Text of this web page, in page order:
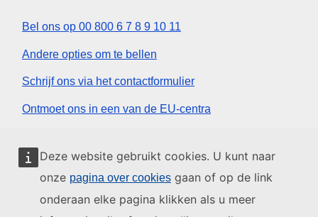
Deze website gebruikt cookies. U kunt naar
onze pagina over cookies gaan of op de link
onderaan elke pagina klikken als u meer
Bel ons op 00 800 6 7 8 9 10 11
Andere opties om te bellen
Schrijf ons via het contactformulier
Ontmoet ons in een van de EU-centra
Sociale media